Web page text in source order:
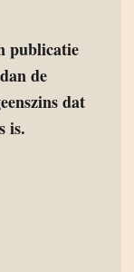
publicatie
de
dat
is.